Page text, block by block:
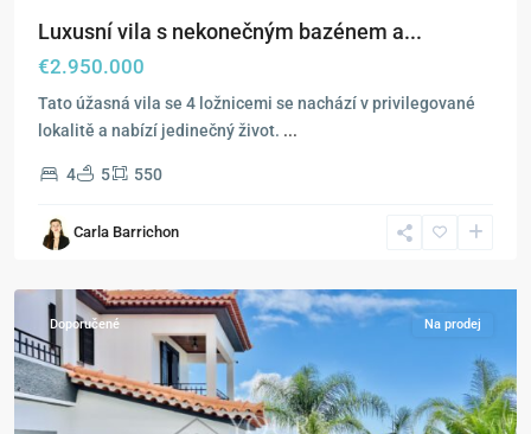
Luxusní vila s nekonečným bazénem a...
€2.950.000
Tato úžasná vila se 4 ložnicemi se nachází v privilegované
lokalitě a nabízí jedinečný život. ...
4 5 550
Carla Barrichon
Estreito
da
Doporučené Na prodej